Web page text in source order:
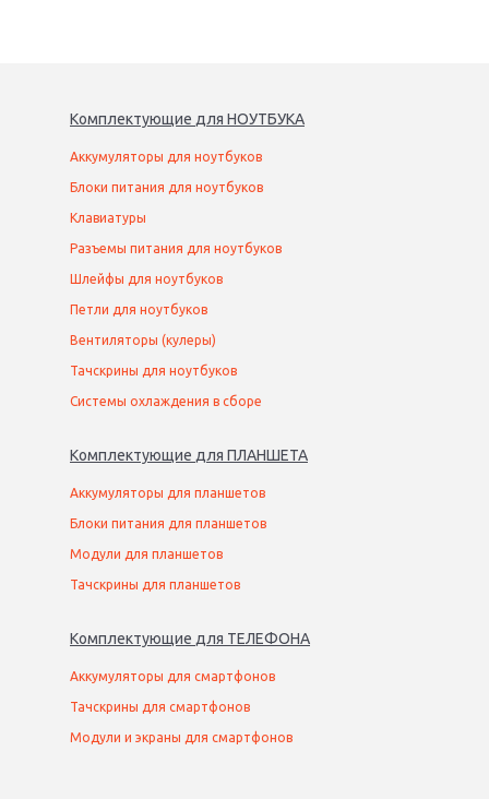
Комплектующие для НОУТБУКА
Аккумуляторы для ноутбуков
Блоки питания для ноутбуков
Клавиатуры
Разъемы питания для ноутбуков
Шлейфы для ноутбуков
Петли для ноутбуков
Вентиляторы (кулеры)
Тачскрины для ноутбуков
Системы охлаждения в сборе
Комплектующие для ПЛАНШЕТА
Аккумуляторы для планшетов
Блоки питания для планшетов
Модули для планшетов
Тачскрины для планшетов
Комплектующие для ТЕЛЕФОНА
Аккумуляторы для смартфонов
Тачскрины для смартфонов
Модули и экраны для смартфонов